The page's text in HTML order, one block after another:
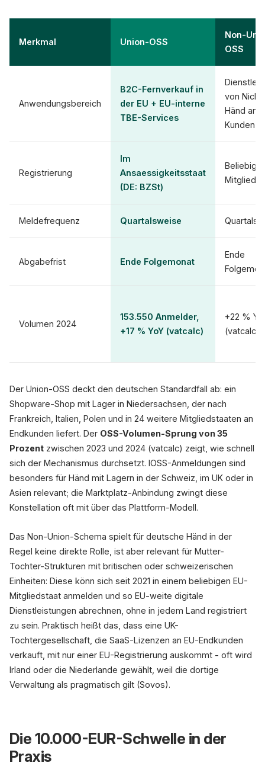
EU-Händler in OSS/IOSS
2027 OSS-
Merkmal Union-OSS
Non-
OSS
Anwendungsbereich
B2C-Fernverkauf in
der EU + EU-interne
TBE-Services
von
Händ an
Kunden
Registrierung
Im
Ansaessigkeitsstaat
(DE: BZSt)
Meldefrequenz Quartalsweise
Abgabefrist Ende Folgemonat
Ende
Volumen 2024
153.550 Anmelder,
+17 % YoY (vatcalc)
+22 %
(vatcalc)
Der Union-OSS deckt den deutschen Standardfall ab: ein
Shopware-Shop mit Lager in Niedersachsen, der nach
Frankreich, Italien, Polen und in 24 weitere Mitgliedstaaten an
Endkunden liefert. Der OSS-Volumen-Sprung von 35
Prozent zwischen 2023 und 2024 (vatcalc) zeigt, wie schnell
sich der Mechanismus durchsetzt. IOSS-Anmeldungen sind
besonders für Händ mit Lagern in der Schweiz, im UK oder in
Asien relevant; die Marktplatz-Anbindung zwingt diese
Konstellation oft mit über das Plattform-Modell.
Das Non-Union-Schema spielt für deutsche Händ in der
Regel keine direkte Rolle, ist aber relevant für Mutter-
Tochter-Strukturen mit britischen oder schweizerischen
Einheiten: Diese könn sich seit 2021 in einem beliebigen EU-
Mitgliedstaat anmelden und so EU-weite digitale
Dienstleistungen abrechnen, ohne in jedem Land registriert
zu sein. Praktisch heißt das, dass eine UK-
Tochtergesellschaft, die SaaS-Lizenzen an EU-Endkunden
verkauft, mit nur einer EU-Registrierung auskommt - oft wird
Irland oder die Niederlande gewählt, weil die dortige
Verwaltung als pragmatisch gilt (Sovos).
Die 10.000-EUR-Schwelle in der
Praxis